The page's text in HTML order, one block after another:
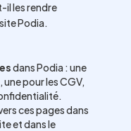
il les rendre
Podia.
dans Podia : une
pour les CGV,
ces pages dans
et dans le